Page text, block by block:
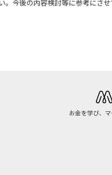
今後の内容検討等に参考にさせ
お金を学び、